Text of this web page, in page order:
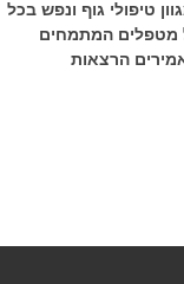
טיפולי גוף ונפש בכל
מטפלים המתמחים
הרצאות